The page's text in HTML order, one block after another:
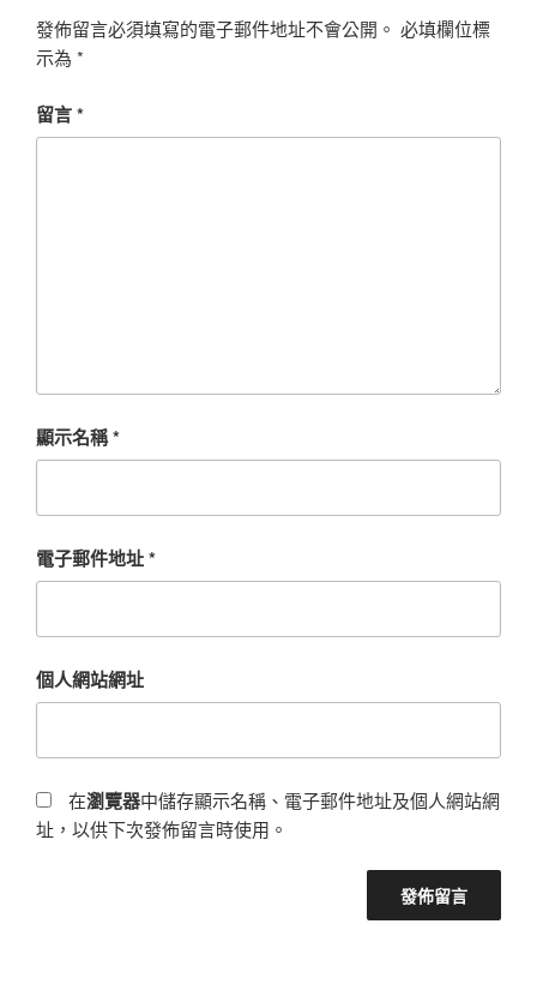
發佈留言必須填寫的電子郵件地址不會公開。 必填欄位標
示為 *
留言*
顯示名稱*
電子郵件地址*
個人網站網址
在瀏覽器中儲存顯示名稱、電子郵件地址及個人網站網
址，以供下次發佈留言時使用。